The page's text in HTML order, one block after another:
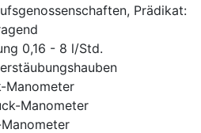
Prädikat:
0,16 - 8 l/Std.
Manometer
Manometer